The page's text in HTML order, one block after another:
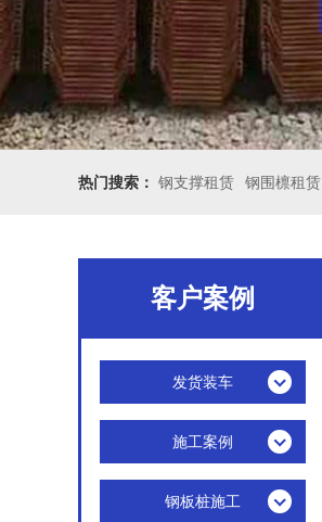
热门搜索： 钢支撑租赁 钢围檩租赁
客户案例
发货装车
施工案例
钢板桩施工